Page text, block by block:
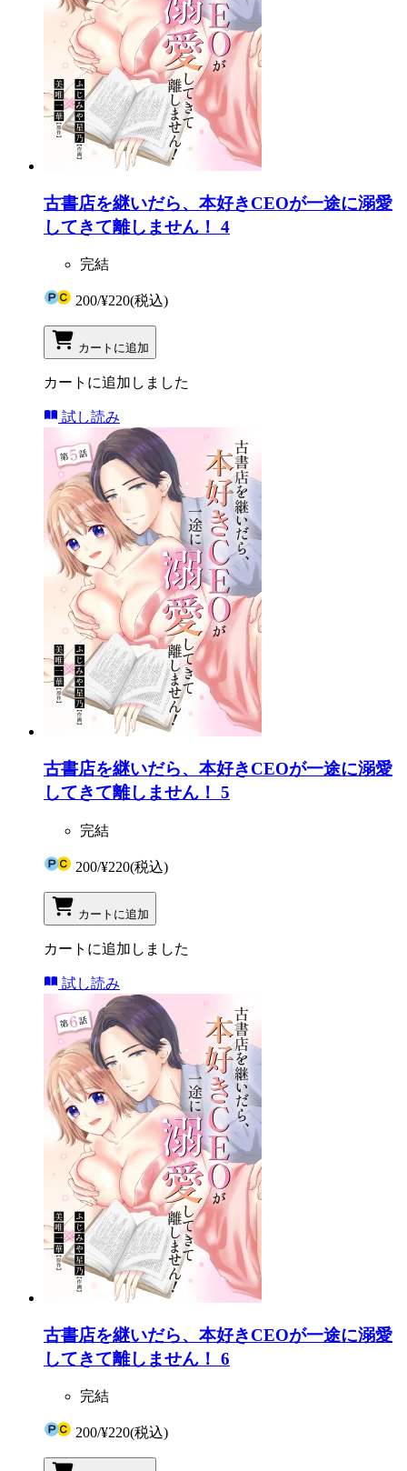
古書店を継いだら、本好きCEOが一途に溺愛
してきて離しません！ 4
完結
200/¥220(税込)
カートに追加
カートに追加しました
試し読み
古書店を継いだら、本好きCEOが一途に溺愛
してきて離しません！ 5
完結
200/¥220(税込)
カートに追加
カートに追加しました
試し読み
古書店を継いだら、本好きCEOが一途に溺愛
してきて離しません！ 6
完結
200/¥220(税込)